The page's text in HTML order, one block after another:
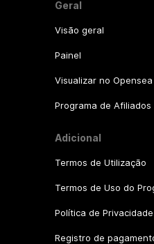
Geral
Visão geral
Painel
Visualizar no Opensea
Programa de Afiliados
Adicional
Termos de Utilização
Termos de Uso do
Política de Privacidade
Registro de